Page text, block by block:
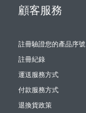
顧客服務
註冊驗證您的產品序號
註冊紀錄
運送服務方式
付款服務方式
退換貨政策